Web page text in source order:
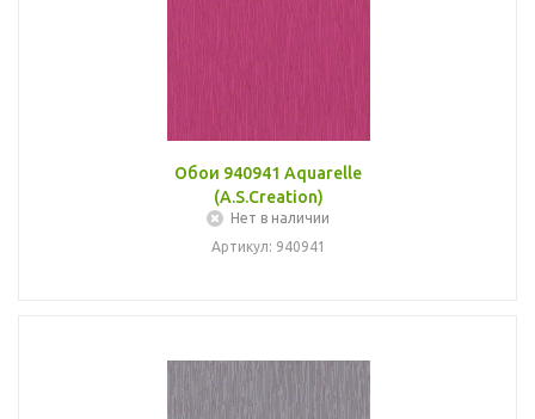
Обои 940941 Aquarelle
(A.S.Creation)
Нет в наличии
Артикул: 940941